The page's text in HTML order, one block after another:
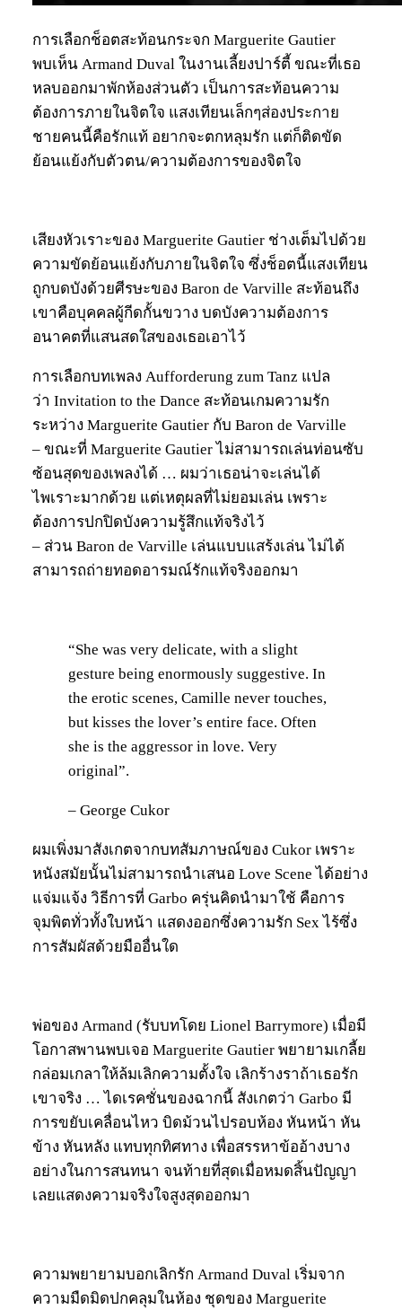
การเลือกช็อตสะท้อนกระจก Marguerite Gautier
พบเห็น Armand Duval ในงานเลี้ยงปาร์ตี้ ขณะที่เธอ
หลบออกมาพักห้องส่วนตัว เป็นการสะท้อนความ
ต้องการภายในจิตใจ แสงเทียนเล็กๆส่องประกาย
ชายคนนี้คือรักแท้ อยากจะตกหลุมรัก แต่ก็ติดขัด
ย้อนแย้งกับตัวตน/ความต้องการของจิตใจ
เสียงหัวเราะของ Marguerite Gautier ช่างเต็มไปด้วย
ความขัดย้อนแย้งกับภายในจิตใจ ซึ่งช็อตนี้แสงเทียน
ถูกบดบังด้วยศีรษะของ Baron de Varville สะท้อนถึง
เขาคือบุคคลผู้กีดกั้นขวาง บดบังความต้องการ
อนาคตที่แสนสดใสของเธอเอาไว้
การเลือกบทเพลง Aufforderung zum Tanz แปล
ว่า Invitation to the Dance สะท้อนเกมความรัก
ระหว่าง Marguerite Gautier กับ Baron de Varville
– ขณะที่ Marguerite Gautier ไม่สามารถเล่นท่อนซับ
ซ้อนสุดของเพลงได้ … ผมว่าเธอน่าจะเล่นได้
ไพเราะมากด้วย แต่เหตุผลที่ไม่ยอมเล่น เพราะ
ต้องการปกปิดบังความรู้สึกแท้จริงไว้
– ส่วน Baron de Varville เล่นแบบแสร้งเล่น ไม่ได้
สามารถถ่ายทอดอารมณ์รักแท้จริงออกมา
“She was very delicate, with a slight
gesture being enormously suggestive. In
the erotic scenes, Camille never touches,
but kisses the lover’s entire face. Often
she is the aggressor in love. Very
original”.
– George Cukor
ผมเพิ่งมาสังเกตจากบทสัมภาษณ์ของ Cukor เพราะ
หนังสมัยนั้นไม่สามารถนำเสนอ Love Scene ได้อย่าง
แจ่มแจ้ง วิธีการที่ Garbo ครุ่นคิดนำมาใช้ คือการ
จุมพิตทั่วทั้งใบหน้า แสดงออกซึ่งความรัก Sex ไร้ซึ่ง
การสัมผัสด้วยมืออื่นใด
พ่อของ Armand (รับบทโดย Lionel Barrymore) เมื่อมี
โอกาสพานพบเจอ Marguerite Gautier พยายามเกลี้ย
กล่อมเกลาให้ล้มเลิกความตั้งใจ เลิกร้างราถ้าเธอรัก
เขาจริง … ไดเรคชั่นของฉากนี้ สังเกตว่า Garbo มี
การขยับเคลื่อนไหว บิดม้วนไปรอบห้อง หันหน้า หัน
ข้าง หันหลัง แทบทุกทิศทาง เพื่อสรรหาข้ออ้างบาง
อย่างในการสนทนา จนท้ายที่สุดเมื่อหมดสิ้นปัญญา
เลยแสดงความจริงใจสูงสุดออกมา
ความพยายามบอกเลิกรัก Armand Duval เริ่มจาก
ความมืดมิดปกคลุมในห้อง ชุดของ Marguerite